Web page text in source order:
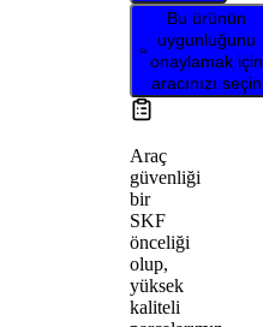
Bu ürünün
uygunluğunu
onaylamak için
aracınızı seçin
Araç
güvenliği
bir
SKF
önceliği
olup,
yüksek
kaliteli